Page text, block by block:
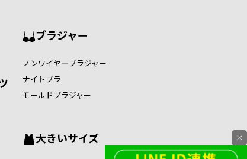
ブラジャー
ノンワイヤ―ブラジャー
ナイトブラ
モールドブラジャー
大きいサイズ ×